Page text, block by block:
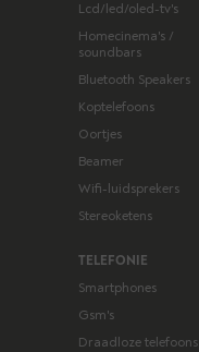
Lcd/led/oled-tv's
Homecinema's /
soundbars
Bluetooth Speakers
Koptelefoons
Oortjes
Beamer
Wifi-luidsprekers
Stereoketens
TELEFONIE
Smartphones
Gsm's
Draadloze telefoons